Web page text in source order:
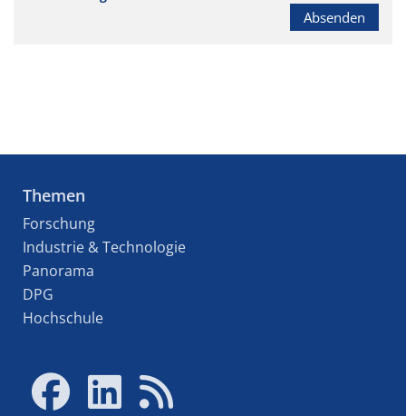
Absenden
Themen
Forschung
Industrie & Technologie
Panorama
DPG
Hochschule